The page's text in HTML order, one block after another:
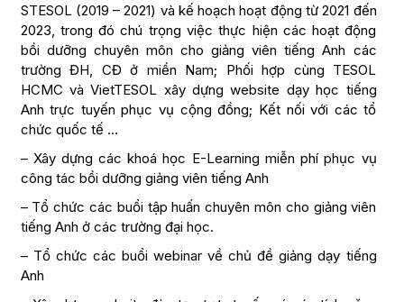
STESOL (2019 – 2021) và kế hoạch hoạt động từ 2021 đến
2023, trong đó chú trọng việc thực hiện các hoạt động
bồi dưỡng chuyên môn cho giảng viên tiếng Anh các
trường ĐH, CĐ ở miền Nam; Phối hợp cùng TESOL
HCMC và VietTESOL xây dựng website dạy học tiếng
Anh trực tuyến phục vụ cộng đồng; Kết nối với các tổ
chức quốc tế …
– Xây dựng các khoá học E-Learning miễn phí phục vụ
công tác bồi dưỡng giảng viên tiếng Anh
– Tổ chức các buổi tập huấn chuyên môn cho giảng viên
tiếng Anh ở các trường đại học.
– Tổ chức các buổi webinar về chủ đề giảng dạy tiếng
Anh